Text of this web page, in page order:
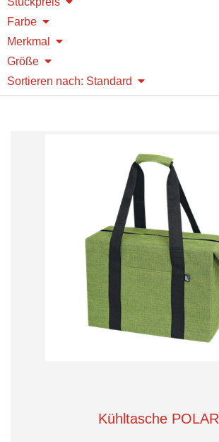
Farbe
Merkmal
Größe
Sortieren nach: Standard
Kühltasche POLAR